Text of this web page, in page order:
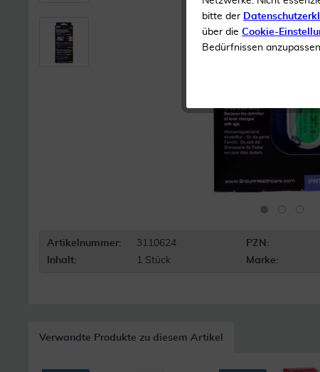
Artikelnummer: 3110624 PZN:
Inhalt:
1 Stück Marke:
Verwandte Produkte zu diesem Artikel
bitte der
über die Cookie-
Bedürfnissen